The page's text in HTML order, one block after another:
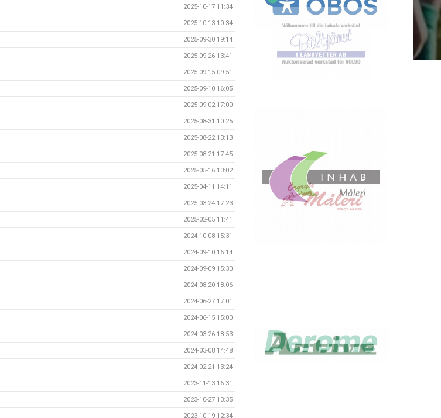
2025-10-17 11:34
2025-10-13 10:34
2025-09-30 19:14
2025-09-26 13:41
2025-09-15 09:51
2025-09-10 16:05
2025-09-02 17:00
2025-08-31 10:25
2025-08-22 13:13
2025-08-21 17:45
2025-05-16 13:02
2025-04-11 14:11
2025-03-24 17:23
2025-02-05 11:41
2024-10-08 15:31
2024-09-10 16:14
2024-09-09 15:30
2024-08-20 18:06
2024-06-27 17:01
2024-06-15 15:00
2024-03-26 18:53
2024-03-08 14:48
2024-02-21 13:24
2023-11-13 16:31
2023-10-27 13:35
2023-10-19 12:34